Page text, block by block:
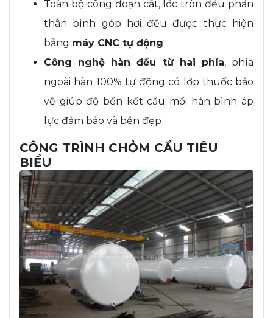
Toàn bộ công đoạn cắt, lốc tròn đều phần
thân bình góp hơi đều được thực hiện
bằng máy CNC tự động
Công nghệ hàn đều từ hai phía, phía
ngoài hàn 100% tự động có lớp thuốc bảo
vệ giúp độ bền kết cấu mối hàn bình áp
lực đảm bảo và bền đẹp
CÔNG TRÌNH CHỎM CẦU TIÊU
BIỂU